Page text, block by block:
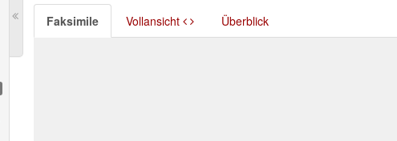
Faksimile Vollansicht Überblick